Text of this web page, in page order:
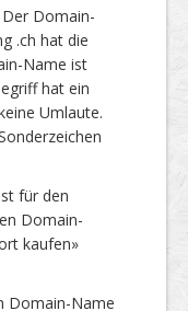
Domain-
.ch hat die
Name ist
hat ein
Umlaute.
für den
Domain-
kaufen»
Domain-Name